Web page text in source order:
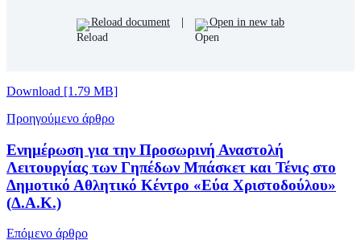
Reload document Open in new tab
Download [1.79 MB]
Προηγούμενο άρθρο
Ενημέρωση για την Προσωρινή Αναστολή
Λειτουργίας των Γηπέδων Μπάσκετ και Τένις στο
Δημοτικό Αθλητικό Κέντρο «Εύα Χριστοδούλου»
(Δ.Α.Κ.)
Επόμενο άρθρο